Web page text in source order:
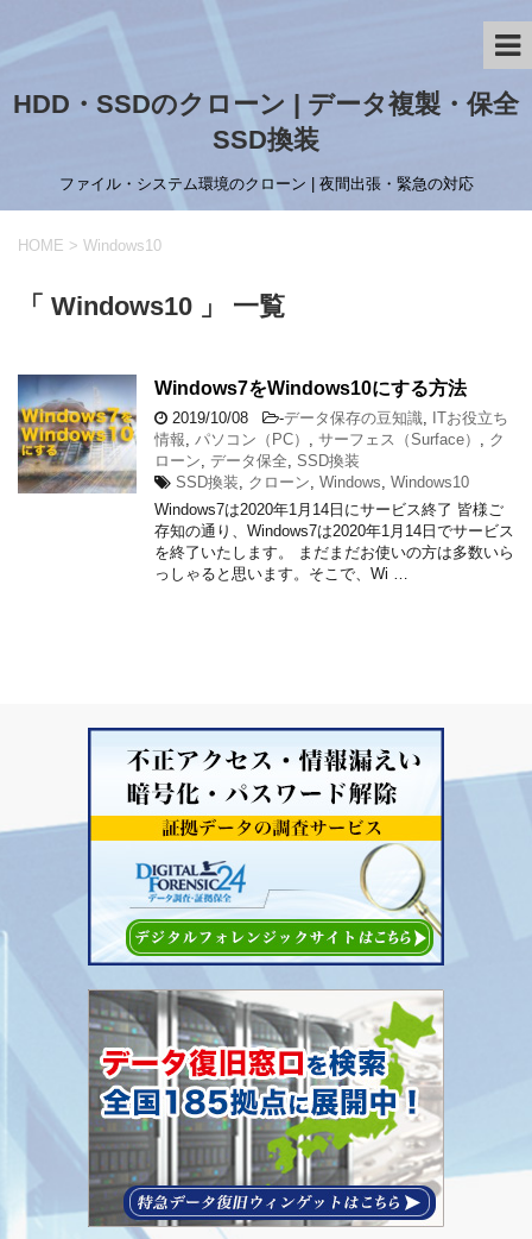
HDD・SSDのクローン | データ複製・保全
SSD換装
ファイル・システム環境のクローン | 夜間出張・緊急の対応
HOME > Windows10
「 Windows10 」 一覧
Windows7をWindows10にする方法
2019/10/08 -データ保存の豆知識
ITお役立ち
情報
パソコン（PC） サーフェス（Surface）
ク
ローン データ保全 SSD換装
SSD換装
クローン Windows Windows10
Windows7は2020年1月14日にサービス終了 皆様ご
存知の通り、Windows7は2020年1月14日でサービス
を終了いたします。 まだまだお使いの方は多数いら
っしゃると思います。そこで、Wi …